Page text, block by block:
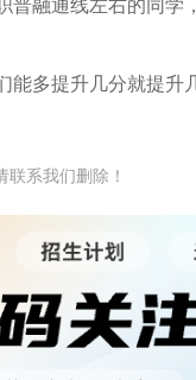
普融通线左右的同学
能多提升几分就提升
系我们删除！